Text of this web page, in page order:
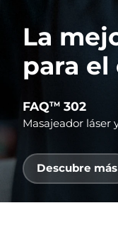
La
para el
FAQTM 302
Masajeador láser
Descubre más